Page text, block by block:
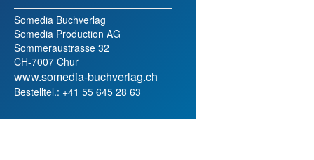
Somedia Buchverlag
Somedia Production AG
Sommeraustrasse 32
CH-7007 Chur
www.somedia-buchverlag.ch
Bestelltel.: +41 55 645 28 63